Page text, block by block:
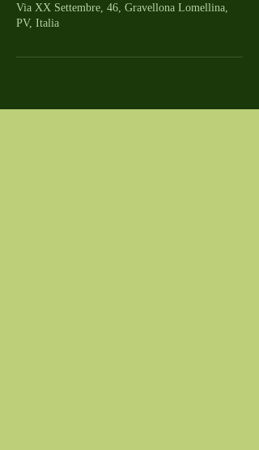
Via XX Settembre, 46, Gravellona Lomellina,
PV, Italia